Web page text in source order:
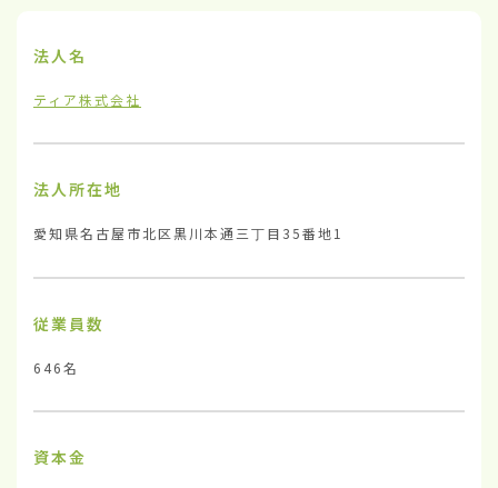
法人名
ティア株式会社
法人所在地
愛知県名古屋市北区黒川本通三丁目35番地1
従業員数
646名
資本金